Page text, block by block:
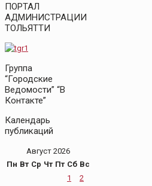
ПОРТАЛ
АДМИНИСТРАЦИИ
ТОЛЬЯТТИ
Группа
“Городские
Ведомости” “В
Контакте”
Календарь
публикаций
Август 2026
Пн Вт Ср Чт Пт Сб Вс
1
2